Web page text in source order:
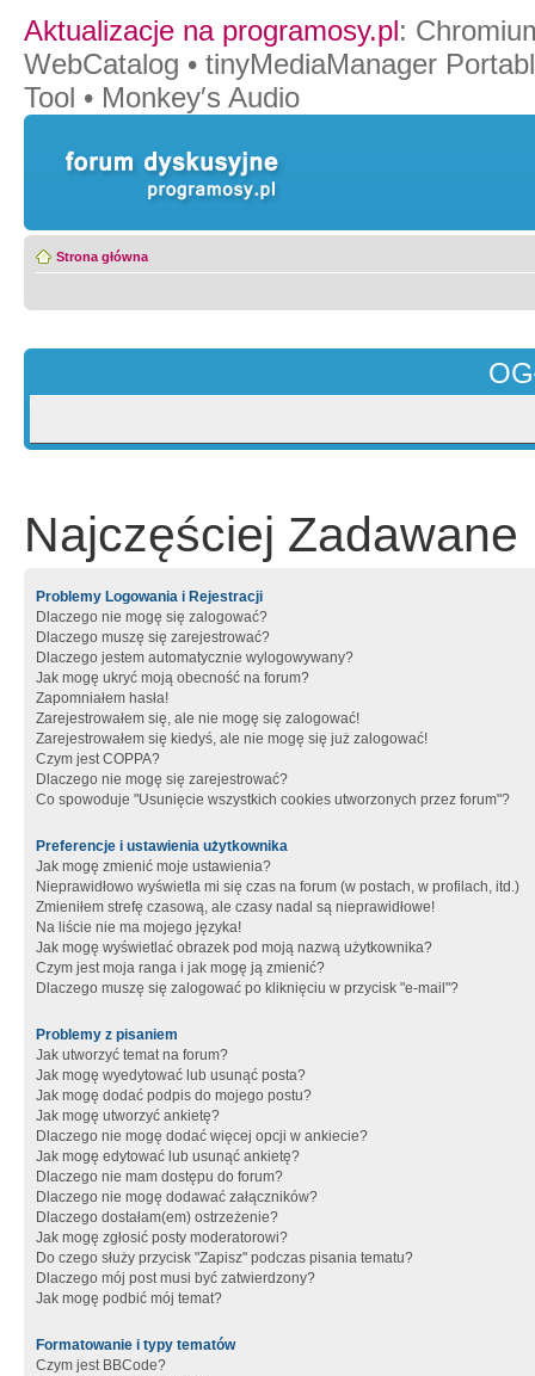
Aktualizacje na programosy.pl:
WebCatalog • tinyMediaManager
Tool • Monkey′s Audio
Strona główna
Najczęściej Zadawane
Problemy Logowania i Rejestracji
Dlaczego nie mogę się zalogować?
Dlaczego muszę się zarejestrować?
Dlaczego jestem automatycznie wylogowywany?
Jak mogę ukryć moją obecność na forum?
Zapomniałem hasła!
Zarejestrowałem się, ale nie mogę się zalogować!
Zarejestrowałem się kiedyś, ale nie mogę się już zalogować!
Czym jest COPPA?
Dlaczego nie mogę się zarejestrować?
Co spowoduje "Usunięcie wszystkich cookies utworzonych przez forum"?
Preferencje i ustawienia użytkownika
Jak mogę zmienić moje ustawienia?
Nieprawidłowo wyświetla mi się czas na forum (w postach, w profilach, itd.)
Zmieniłem strefę czasową, ale czasy nadal są nieprawidłowe!
Na liście nie ma mojego języka!
Jak mogę wyświetlać obrazek pod moją nazwą użytkownika?
Czym jest moja ranga i jak mogę ją zmienić?
Dlaczego muszę się zalogować po kliknięciu w przycisk "e-mail"?
Problemy z pisaniem
Jak utworzyć temat na forum?
Jak mogę wyedytować lub usunąć posta?
Jak mogę dodać podpis do mojego postu?
Jak mogę utworzyć ankietę?
Dlaczego nie mogę dodać więcej opcji w ankiecie?
Jak mogę edytować lub usunąć ankietę?
Dlaczego nie mam dostępu do forum?
Dlaczego nie mogę dodawać załączników?
Dlaczego dostałam(em) ostrzeżenie?
Jak mogę zgłosić posty moderatorowi?
Do czego służy przycisk "Zapisz" podczas pisania tematu?
Dlaczego mój post musi być zatwierdzony?
Jak mogę podbić mój temat?
Formatowanie i typy tematów
Czym jest BBCode?